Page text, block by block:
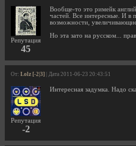
Репутация
45
Вообще-то это римейк
частей. Все интересные. И в
возможности,
Но эта зато на русском...
От: Lolz [-2|3] | Дата 2011-06-23 20:43:51
Репутация
-2
Интересная задумка. Надо